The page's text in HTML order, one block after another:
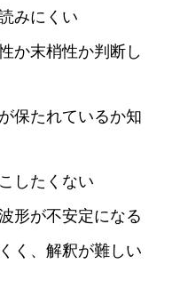
みにくい
か末梢性か判断し
保たれているか知
したくない
形が不安定になる
く、解釈が難しい